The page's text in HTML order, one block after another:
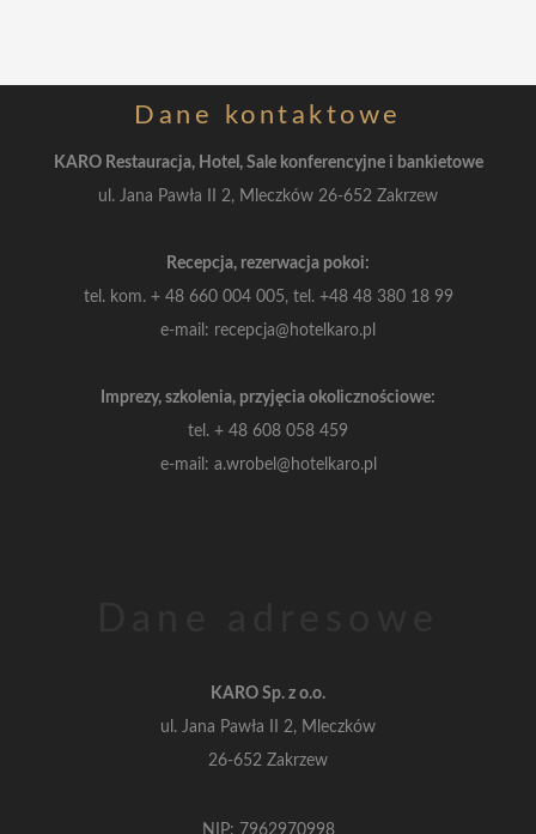
Dane kontaktowe
KARO Restauracja, Hotel, Sale konferencyjne i bankietowe
ul. Jana Pawła II 2, Mleczków 26-652 Zakrzew
Recepcja, rezerwacja pokoi:
tel. kom. + 48 660 004 005, tel. +48 48 380 18 99
e-mail: recepcja@hotelkaro.pl
Imprezy, szkolenia, przyjęcia okolicznościowe:
tel. + 48 608 058 459
e-mail: a.wrobel@hotelkaro.pl
KARO Sp. z o.o.
ul. Jana Pawła II 2, Mleczków
26-652 Zakrzew
NIP: 7962970998